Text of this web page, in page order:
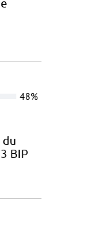
48%
du
BIP